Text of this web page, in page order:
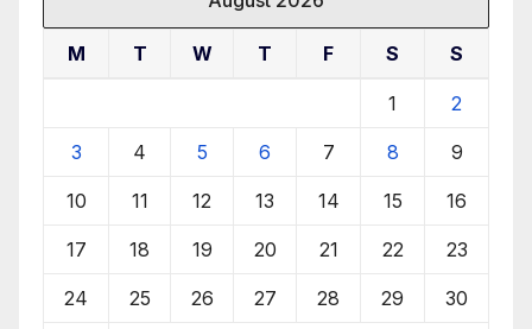
M T W T F S S
1 2
3 4 5 6 7 8 9
10 11 12 13 14 15 16
17 18 19 20 21 22 23
24 25 26 27 28 29 30